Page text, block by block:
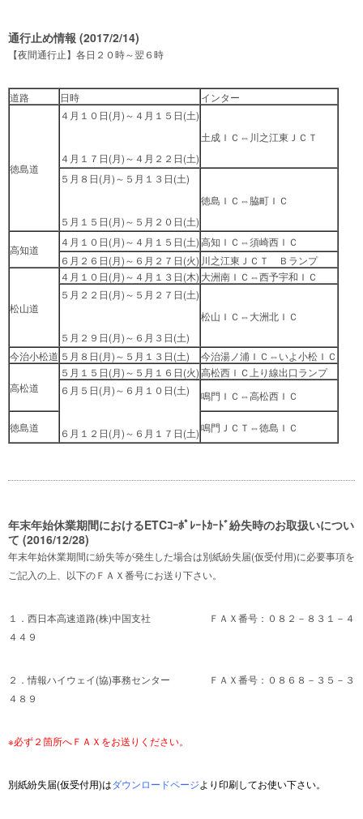
通行止め情報 (2017/2/14)
【夜間通行止】各日２０時～翌６時
道路 日時 インター
徳島道
４月１０日(月)～４月１５日(土)
４月１７日(月)～４月２２日(土)
土成ＩＣ⇔川之江東ＪＣＴ
５月８日(月)～５月１３日(土)
５月１５日(月)～５月２０日(土)
徳島ＩＣ⇔脇町ＩＣ
高知道
４月１０日(月)～４月１５日(土)高知ＩＣ⇔須崎西ＩＣ
６月２６日(月)～６月２７日(火) 川之江東ＪＣＴ Ｂランプ
松山道
４月１０日(月)～４月１３日(木) 大洲南ＩＣ⇔西予宇和ＩＣ
５月２２日(月)～５月２７日(土)
５月２９日(月)～６月３日(土)
松山ＩＣ⇔大洲北ＩＣ
今治小松道 ５月８日(月)～５月１３日(土) 今治湯ノ浦ＩＣ⇔いよ小松ＩＣ
高松道
５月１５日(月)～５月１６日(火)高松西ＩＣ上り線出口ランプ
６月５日(月)～６月１０日(土)
６月１２日(月)～６月１７日(土)
鳴門ＩＣ⇔高松西ＩＣ
徳島道 鳴門ＪＣＴ⇔徳島ＩＣ
年末年始休業期間におけるETCｺｰﾎﾟﾚｰﾄｶｰﾄﾞ紛失時のお取扱いについ
て (2016/12/28)
年末年始休業期間に紛失等が発生した場合は別紙紛失届(仮受付用)に必要事項を
ご記入の上、以下のＦＡＸ番号にお送り下さい。
１．西日本高速道路(株)中国支社 ＦＡＸ番号：０８２－８３１－４
４４９
２．情報ハイウェイ(協)事務センター ＦＡＸ番号：０８６８－３５－３
４８９
※必ず２箇所へＦＡＸをお送りください。
別紙紛失届(仮受付用)はダウンロードページより印刷してお使い下さい。